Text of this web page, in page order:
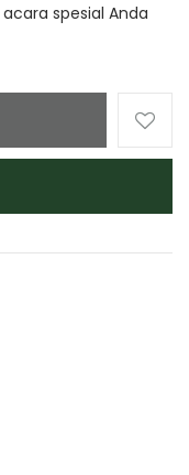
spesial Anda